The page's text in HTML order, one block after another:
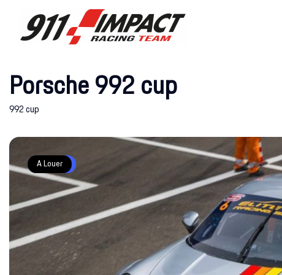
Porsche 992 cup
992 cup
Featured
A Louer